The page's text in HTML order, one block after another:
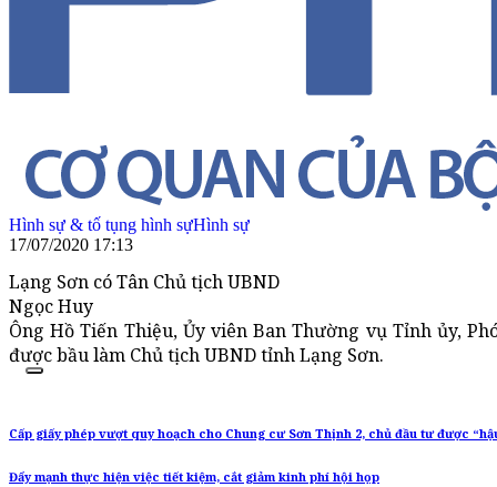
Hình sự & tố tụng hình sựHình sự
17/07/2020 17:13
Lạng Sơn có Tân Chủ tịch UBND
Ngọc Huy
Ông Hồ Tiến Thiệu, Ủy viên Ban Thường vụ Tỉnh ủy,
được bầu làm Chủ tịch UBND tỉnh Lạng Sơn.
Cấp giấy phép vượt quy hoạch cho Chung cư Sơn Thịnh 2, chủ đầu tư được
Đẩy mạnh thực hiện việc tiết kiệm, cắt giảm kinh phí hội họp